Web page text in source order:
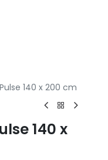
140 x 200 cm
140 x